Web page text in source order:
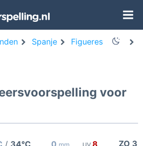
Spanje
Figueres
voor
/ 34°C 0 8 ZO 3